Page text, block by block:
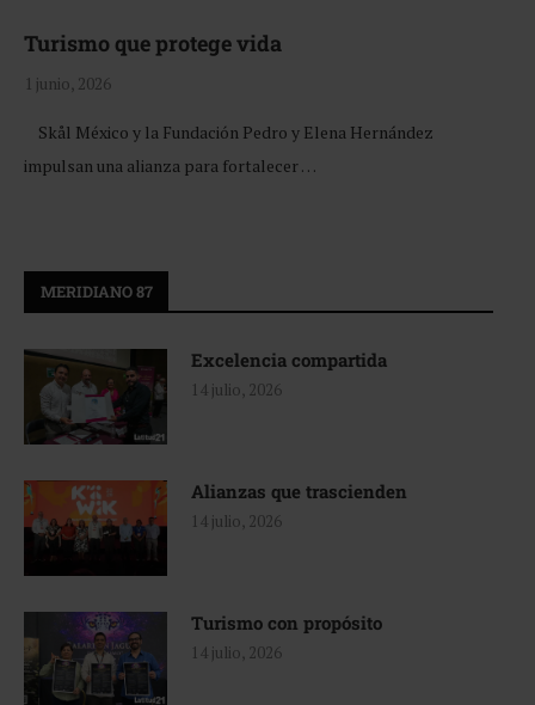
Turismo que protege vida
1 junio, 2026
Skål México y la Fundación Pedro y Elena Hernández
impulsan una alianza para fortalecer …
MERIDIANO 87
Excelencia compartida
14 julio, 2026
Alianzas que trascienden
14 julio, 2026
Turismo con propósito
14 julio, 2026